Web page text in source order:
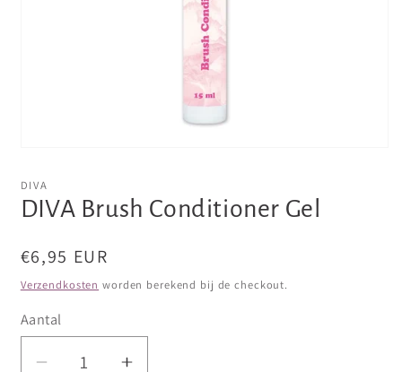
openen
in
modaal
DIVA
DIVA Brush Conditioner Gel
Normale
prijs
€6,95 EUR
Verzendkosten worden berekend bij de checkout.
Aantal